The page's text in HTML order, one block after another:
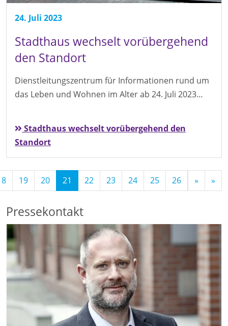
24. Juli 2023
Stadthaus wechselt vorübergehend
den Standort
Dienstleitungszentrum für Informationen rund um
das Leben und Wohnen im Alter ab 24. Juli 2023…
Stadthaus wechselt vorübergehend den
Standort
19 20 21 (Standort)
22 23 24 25 26 » »
Pressekontakt